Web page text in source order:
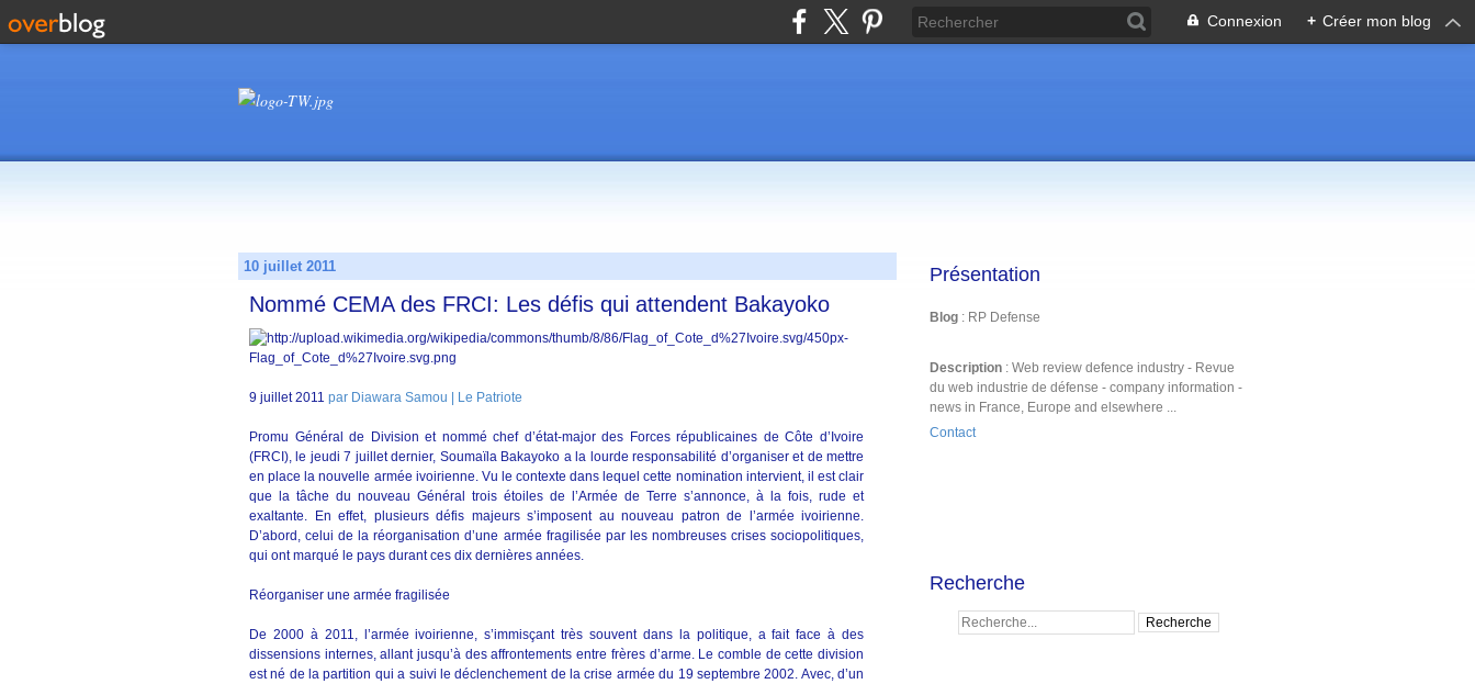
Connexion + Créer mon blog
10 juillet 2011
Nommé CEMA des FRCI: Les défis qui attendent Bakayoko
9 juillet 2011 par Diawara Samou | Le Patriote
Promu Général de Division et nommé chef d’état-major des Forces républicaines de Côte d’Ivoire
(FRCI), le jeudi 7 juillet dernier, Soumaïla Bakayoko a la lourde responsabilité d’organiser et de mettre
en place la nouvelle armée ivoirienne. Vu le contexte dans lequel cette nomination intervient, il est clair
que la tâche du nouveau Général trois étoiles de l’Armée de Terre s’annonce, à la fois, rude et
exaltante. En effet, plusieurs défis majeurs s’imposent au nouveau patron de l’armée ivoirienne.
D’abord, celui de la réorganisation d’une armée fragilisée par les nombreuses crises sociopolitiques,
qui ont marqué le pays durant ces dix dernières années.
Réorganiser une armée fragilisée
De 2000 à 2011, l’armée ivoirienne, s’immisçant très souvent dans la politique, a fait face à des
dissensions internes, allant jusqu’à des affrontements entre frères d’arme. Le comble de cette division
est né de la partition qui a suivi le déclenchement de la crise armée du 19 septembre 2002. Avec, d’un
Présentation
Blog : RP Defense
Description : Web review defence industry - Revue
du web industrie de défense - company information -
news in France, Europe and elsewhere ...
Contact
Recherche